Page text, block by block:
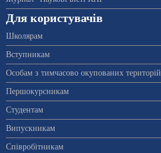
Для користувачів
Школярам
Вступникам
Особам з тимчасово окупованих територій
Першокурсникам
Студентам
Випускникам
Співробітникам